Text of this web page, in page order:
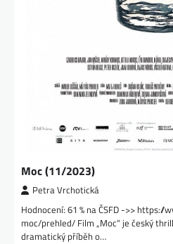
Moc (11/2023)
Petra Vrchotická
Hodnocení: 61 % na ČSFD ->>
moc/prehled/ Film „Moc“ je český
dramatický příběh o…